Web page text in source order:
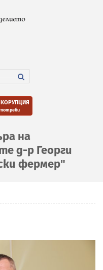
КОРУПЦИЯ
на
д-р Георги
фермер"